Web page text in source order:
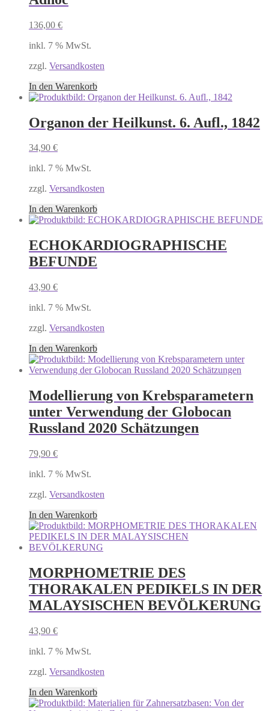
136,00 €
inkl. 7 % MwSt.
zzgl. Versandkosten
In den Warenkorb
Organon der Heilkunst. 6. Aufl., 1842
34,90 €
inkl. 7 % MwSt.
zzgl. Versandkosten
In den Warenkorb
ECHOKARDIOGRAPHISCHE
BEFUNDE
43,90 €
inkl. 7 % MwSt.
zzgl. Versandkosten
In den Warenkorb
Modellierung von Krebsparametern
unter Verwendung der Globocan
Russland 2020 Schätzungen
79,90 €
inkl. 7 % MwSt.
zzgl. Versandkosten
In den Warenkorb
MORPHOMETRIE DES
THORAKALEN PEDIKELS IN DER
MALAYSISCHEN BEVÖLKERUNG
43,90 €
inkl. 7 % MwSt.
zzgl. Versandkosten
In den Warenkorb